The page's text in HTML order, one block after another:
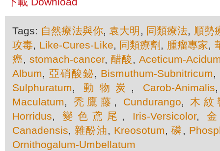
Tags: 自然療法與你,袁大明 , 同類療法, 順勢
攻毒, Like-Cures-Like, 同類療劑 , 腫瘤專家,
癌, stomach-cancer, 醋酸, Aceticum-
Album, 亞硝酸鉍, Bismuthum-Subnitricum,
Sulphuratum,動物炭 , Carob-Animalis
Maculatum, 禿鷹藤 , Cundurango, 木紋
Horridus,變色鳶尾 , Iris-Versicolor,
Canadensis,雜酚油, Kreosotum,磷 ,
Ornithogalum-Umbellatum